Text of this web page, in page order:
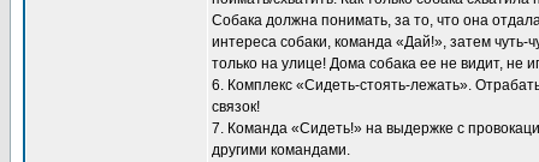
Собака должна понимать, за то, что она
интереса собаки, команда «Дай!», затем
только на улице! Дома собака ее не видит, не
6. Комплекс «Сидеть-стоять-лежать».
связок!
7. Команда «Сидеть!» на выдержке с
другими командами.